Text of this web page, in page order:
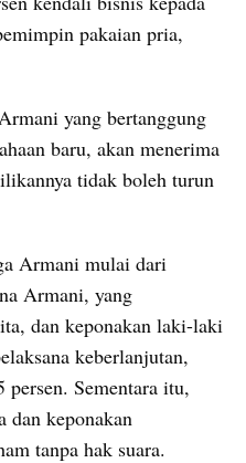
pakaian pria,
yang bertanggung
baru, akan menerima
tidak boleh turun
Armani mulai dari
Armani, yang
dan keponakan laki-laki
keberlanjutan,
Sementara itu,
dan keponakan
tanpa hak suara.